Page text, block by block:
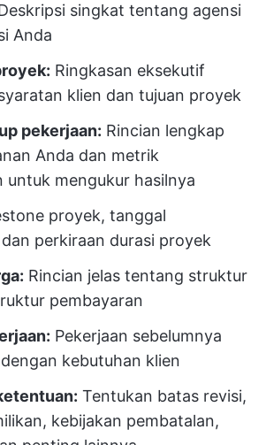
singkat tentang agensi
Anda
Ringkasan eksekutif
klien dan tujuan proyek
pekerjaan: Rincian lengkap
Anda dan metrik
untuk mengukur hasilnya
proyek, tanggal
perkiraan durasi proyek
Rincian jelas tentang struktur
pembayaran
Pekerjaan sebelumnya
kebutuhan klien
Tentukan batas revisi,
kebijakan pembatalan,